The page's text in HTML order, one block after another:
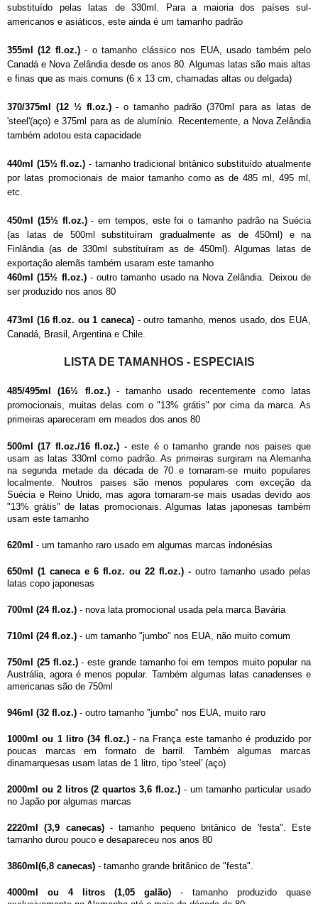
substituído pelas latas de 330ml. Para a maioria dos países sul-
americanos e asiáticos, este ainda é um tamanho padrão
355ml (12 fl.oz.)- o tamanho clássico nos EUA, usado também pelo
Canadá e Nova Zelândia desde os anos 80. Algumas latas são mais altas
e finas que as mais comuns (6 x 13 cm, chamadas altas ou delgada)
370/375ml (12 ½ fl.oz.)- o tamanho padrão (370ml para as latas de
'steel'(aço) e 375ml para as de alumínio. Recentemente, a Nova Zelândia
também adotou esta capacidade
440ml (15½ fl.oz.) - tamanho tradicional britânico substituído atualmente
por latas promocionais de maior tamanho como as de 485 ml, 495 ml,
etc.
450ml (15½ fl.oz.)- em tempos, este foi o tamanho padrão na Suécia
(as latas de 500ml substituíram gradualmente as de 450ml) e na
Finlândia (as de 330ml substituíram as de 450ml). Algumas latas de
exportação alemãs também usaram este tamanho
460ml (15½ fl.oz.)- outro tamanho usado na Nova Zelândia. Deixou de
ser produzido nos anos 80
473ml (16 fl.oz. ou 1 caneca)- outro tamanho, menos usado, dos EUA,
Canadá, Brasil, Argentina e Chile.
LISTA DE TAMANHOS - ESPECIAIS
485/495ml (16½ fl.oz.)- tamanho usado recentemente como latas
promocionais, muitas delas com o "13% grátis" por cima da marca. As
primeiras apareceram em meados dos anos 80
500ml (17 fl.oz./16 fl.oz.) -este é o tamanho grande nos paises que
usam as latas 330ml como padrão. As primeiras surgiram na Alemanha
na segunda metade da década de 70 e tornaram-se muito populares
localmente. Noutros paises são menos populares com exceção da
Suécia e Reino Unido, mas agora tornaram-se mais usadas devido aos
"13% grátis" de latas promocionais. Algumas latas japonesas também
usam este tamanho
620ml - um tamanho raro usado em algumas marcas indonésias
650ml (1 caneca e 6 fl.oz. ou 22 fl.oz.) - outro tamanho usado pelas
latas copo japonesas
700ml (24 fl.oz.) - nova lata promocional usada pela marca Bavária
710ml (24 fl.oz.) - um tamanho "jumbo" nos EUA, não muito comum
750ml (25 fl.oz.) - este grande tamanho foi em tempos muito popular na
Austrália, agora é menos popular. Também algumas latas canadenses e
americanas são de 750ml
946ml (32 fl.oz.) - outro tamanho "jumbo" nos EUA, muito raro
1000ml ou 1 litro (34 fl.oz.) - na França este tamanho é produzido por
poucas marcas em formato de barril. Também algumas marcas
dinamarquesas usam latas de 1 litro, tipo 'steel' (aço)
2000ml ou 2 litros (2 quartos 3,6 fl.oz.)- um tamanho particular usado
no Japão por algumas marcas
2220ml (3,9 canecas) - tamanho pequeno britânico de 'festa". Este
tamanho durou pouco e desapareceu nos anos 80
3860ml(6,8 canecas) - tamanho grande britânico de "festa".
4000ml ou 4 litros (1,05 galão) - tamanho produzido quase